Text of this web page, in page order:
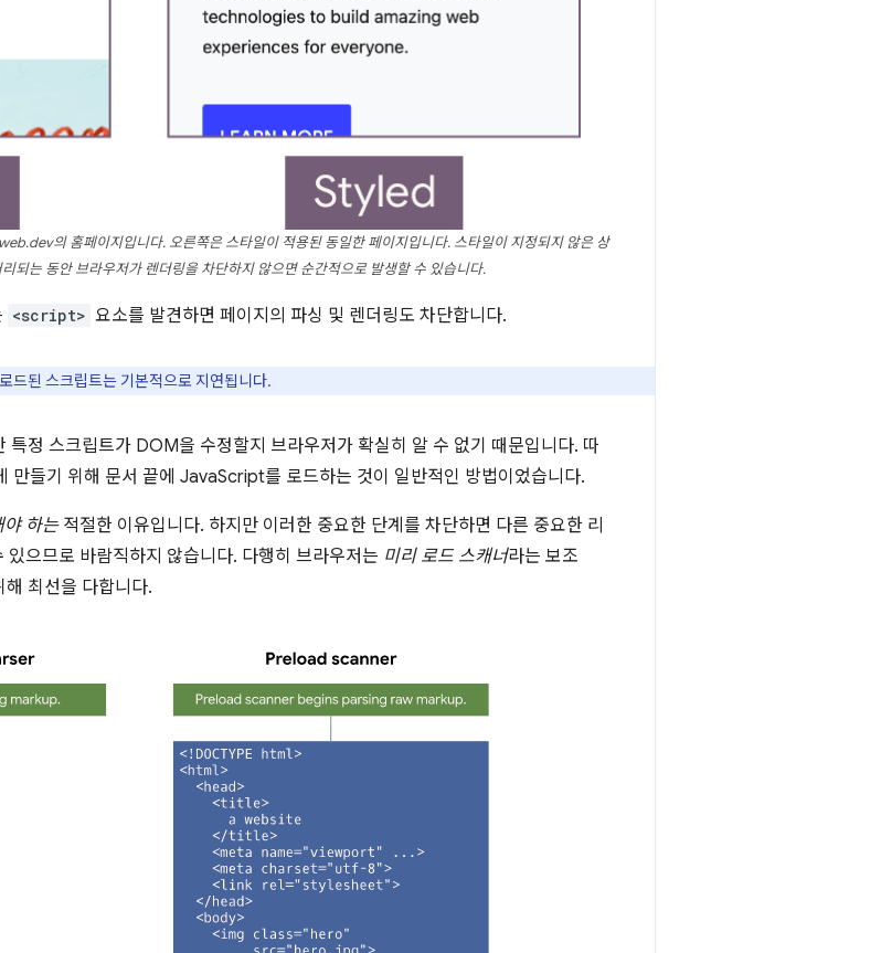
의 홈페이지입니다. 오른쪽은 스타일이 적용된 동일한 페이지입니다. 스타일이 지정되지 않은 상
되는 동안 브라우저가 렌더링을 차단하지 않으면 순간적으로 발생할 수 있습니다.
<script> 요소를 발견하면 페이지의 파싱 및 렌더링도 차단합니다.
드된 스크립트는 기본적으로 지연됩니다.
정 스크립트가 DOM을 수정할지 브라우저가 확실히 알 수 없기 때문입니다. 따
만들기 위해 문서 끝에 JavaScript를 로드하는 것이 일반적인 방법이었습니다.
야 하는적절한 이유입니다. 하지만 이러한 중요한 단계를 차단하면 다른 중요한 리
으므로 바람직하지 않습니다. 다행히 브라우저는 미리 로드 스캐너라는 보조
최선을 다합니다.